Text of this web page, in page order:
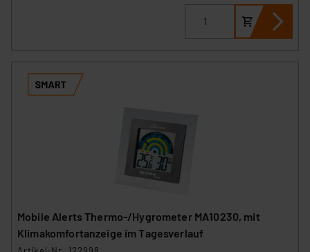
Mobile Alerts Thermo-/Hygrometer MA10230, mit
Klimakomfortanzeige im Tagesverlauf